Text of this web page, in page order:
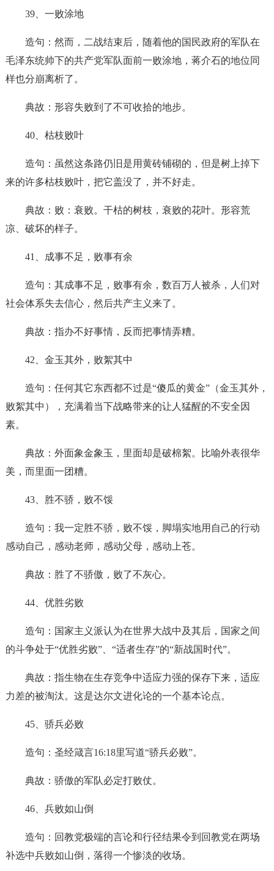
39、一败涂地
造句：然而，二战结束后，随着他的国民政府的军队在
毛泽东统帅下的共产党军队面前一败涂地，蒋介石的地位同
样也分崩离析了。
典故：形容失败到了不可收拾的地步。
40、枯枝败叶
造句：虽然这条路仍旧是用黄砖铺砌的，但是树上掉下
来的许多枯枝败叶，把它盖没了，并不好走。
典故：败：衰败。干枯的树枝，衰败的花叶。形容荒
凉、破坏的样子。
41、成事不足，败事有余
造句：其成事不足，败事有余，数百万人被杀，人们对
社会体系失去信心，然后共产主义来了。
典故：指办不好事情，反而把事情弄糟。
42、金玉其外，败絮其中
造句：任何其它东西都不过是“傻瓜的黄金”（金玉其外，
败絮其中），充满着当下战略带来的让人猛醒的不安全因
素。
典故：外面象金象玉，里面却是破棉絮。比喻外表很华
美，而里面一团糟。
43、胜不骄，败不馁
造句：我一定胜不骄，败不馁，脚塌实地用自己的行动
感动自己，感动老师，感动父母，感动上苍。
典故：胜了不骄傲，败了不灰心。
44、优胜劣败
造句：国家主义派认为在世界大战中及其后，国家之间
的斗争处于“优胜劣败”、“适者生存”的“新战国时代”。
典故：指生物在生存竞争中适应力强的保存下来，适应
力差的被淘汰。这是达尔文进化论的一个基本论点。
45、骄兵必败
造句：圣经箴言16:18里写道“骄兵必败”。
典故：骄傲的军队必定打败仗。
46、兵败如山倒
造句：回教党极端的言论和行径结果令到回教党在两场
补选中兵败如山倒，落得一个惨淡的收场。